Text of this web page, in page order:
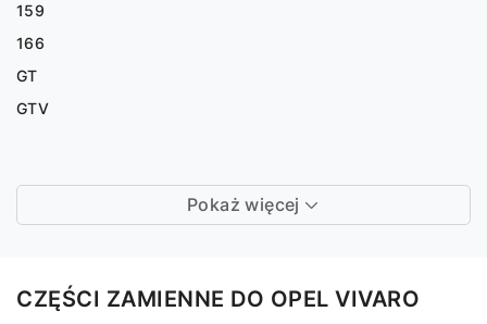
159
166
GT
GTV
Pokaż więcej
CZĘŚCI ZAMIENNE DO OPEL VIVARO